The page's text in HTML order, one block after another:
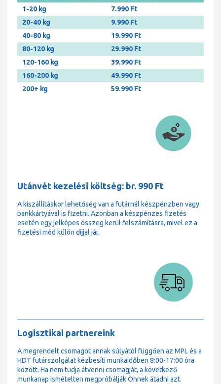
1-20 kg
7.990 Ft
20-40 kg
9.990 Ft
40-80 kg
19.990 Ft
80-120 kg
29.990 Ft
120-160 kg
39.990 Ft
160-200 kg
49.990 Ft
200+ kg
59.990 Ft
Utánvét kezelési költség: br. 990 Ft
A kiszállításkor lehetőség van a futárnál készpénzben vagy
bankkártyával is fizetni. Azonban a készpénzes fizetés
esetén egy jelképes összeg kerül felszámításra, mivel ez a
fizetési mód külön díjjal jár.
Logisztikai partnereink
A megrendelt csomagot annak súlyától függően az MPL és a
HDT futárszolgálat kézbesíti munkaidőben 8:00-17:00 óra
között. Ha nem tudja átvenni csomagját, a következő
munkanap ismételten megpróbálják Önnek átadni azt.